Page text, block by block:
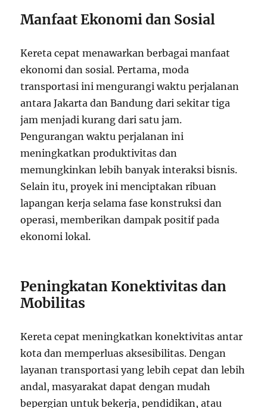
Manfaat Ekonomi dan Sosial
Kereta cepat menawarkan berbagai manfaat
ekonomi dan sosial. Pertama, moda
transportasi ini mengurangi waktu perjalanan
antara Jakarta dan Bandung dari sekitar tiga
jam menjadi kurang dari satu jam.
Pengurangan waktu perjalanan ini
meningkatkan produktivitas dan
memungkinkan lebih banyak interaksi bisnis.
Selain itu, proyek ini menciptakan ribuan
lapangan kerja selama fase konstruksi dan
operasi, memberikan dampak positif pada
ekonomi lokal.
Peningkatan Konektivitas dan
Mobilitas
Kereta cepat meningkatkan konektivitas antar
kota dan memperluas aksesibilitas. Dengan
layanan transportasi yang lebih cepat dan lebih
andal, masyarakat dapat dengan mudah
bepergian untuk bekerja, pendidikan, atau